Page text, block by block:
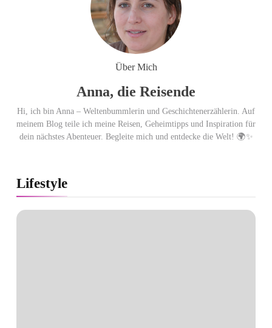
Weltzeituhr gewinnt Red Dot:
Best of the Best 2026 / NOMOS
Glashütte erzielt 94 von 100
Punkten.
Über Mich
Anna, die Reisende
Hi, ich bin Anna – Weltenbummlerin und Geschichtenerzählerin. Auf
meinem Blog teile ich meine Reisen, Geheimtipps und Inspiration für
dein nächstes Abenteuer. Begleite mich und entdecke die Welt! 🌍✨
Lifestyle